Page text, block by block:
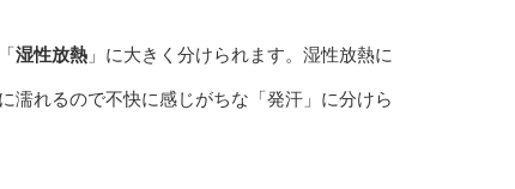
湿性放熱 」に大きく分けられます。湿性放熱に
濡れるので不快に感じがちな「発汗」に分けら